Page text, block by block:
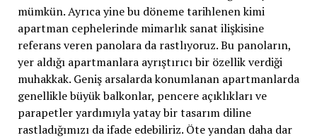
mümkün. Ayrıca yine bu döneme tarihlenen kimi
apartman cephelerinde mimarlık sanat ilişkisine
referans veren panolara da rastlıyoruz. Bu panoların,
yer aldığı apartmanlara ayrıştırıcı bir özellik verdiği
muhakkak. Geniş arsalarda konumlanan apartmanlarda
genellikle büyük balkonlar, pencere açıklıkları ve
parapetler yardımıyla yatay bir tasarım diline
rastladığımızı da ifade edebiliriz. Öte yandan daha dar